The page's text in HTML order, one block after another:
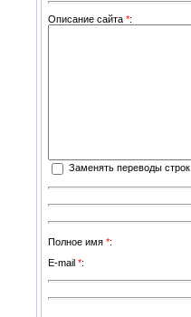
Описание сайта *:
Заменять переводы
Полное имя *:
E-mail *: